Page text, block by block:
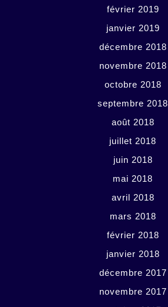
février 2019
janvier 2019
décembre 2018
novembre 2018
octobre 2018
septembre 2018
août 2018
juillet 2018
juin 2018
mai 2018
avril 2018
mars 2018
février 2018
janvier 2018
décembre 2017
novembre 2017